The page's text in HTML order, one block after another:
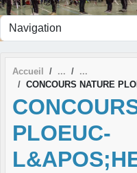
Accueil
CONCOURS NATURE
PLOEUC-